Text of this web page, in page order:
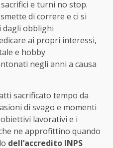
e turni no stop.
di correre e ci si
dagli obblighi
ai propri interessi,
e hobby
negli anni a causa
sacrificato tempo da
di svago e momenti
lavorativi e i
ne approfittino quando
dell’accredito INPS